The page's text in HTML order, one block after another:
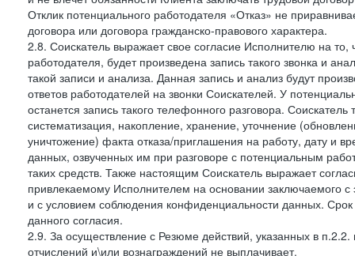
Отклик потенциального работодателя «Отказ» не
договора или договора гражданско-правового характера.
2.8. Соискатель выражает свое согласие Исполнителю на
работодателя, будет произведена запись такого звонка и
такой записи и анализа. Данная запись и анализ будут
ответов работодателей на звонки Соискателей. У
останется запись такого телефонного разговора.
систематизация, накопление, хранение, уточнение
уничтожение) факта отказа/приглашения на работу, дату и
данных, озвученных им при разговоре с потенциальным
таких средств. Также настоящим Соискатель выражает
привлекаемому Исполнителем на основании заключаемого
и с условием соблюдения конфиденциальности данных.
данного согласия.
2.9. За осуществление с Резюме действий, указанных в
отчислений и\или вознаграждений не выплачивает.